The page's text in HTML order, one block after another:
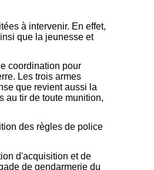
à intervenir. En effet,
que la jeunesse et
coordination pour
Les trois armes
que revient aussi la
au tir de toute munition,
des règles de police
d'acquisition et de
de gendarmerie du